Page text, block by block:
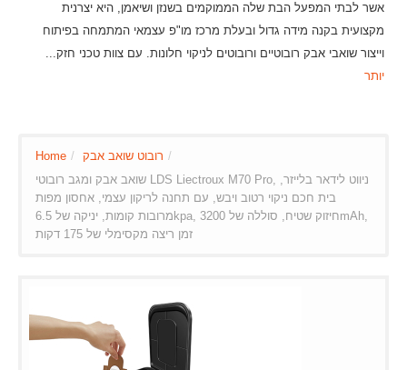
Ukrainian Slovenčina
אשר לבתי המפעל הבת שלה הממוקמים בשנזן ושיאמן, היא יצרנית
מקצועית בקנה מידה גדול ובעלת מרכז מו"פ עצמאי המתמחה בפיתוח
וייצור שואבי אבק רובוטיים ורובוטים לניקוי חלונות. עם צוות טכני חזק...
יותר
Home / רובוט שואב אבק /
שואב אבק ומגב רובוטי LDS Liectroux M70 Pro, ניווט לידאר בלייזר,
בית חכם ניקוי רטוב ויבש, עם תחנה לריקון עצמי, אחסון מפות
מרובות קומות, יניקה של 6.5kpa, חיזוק שטיח, סוללה של 3200mAh,
זמן ריצה מקסימלי של 175 דקות